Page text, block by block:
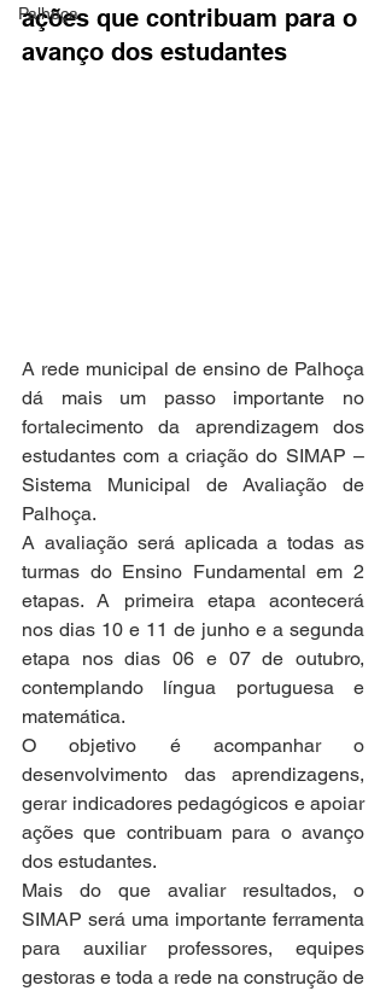
Palhoça
ações que contribuam para o
avanço dos estudantes
A rede municipal de ensino de Palhoça
dá mais um passo importante no
fortalecimento da aprendizagem dos
estudantes com a criação do SIMAP –
Sistema Municipal de Avaliação de
Palhoça.
A avaliação será aplicada a todas as
turmas do Ensino Fundamental em 2
etapas. A primeira etapa acontecerá
nos dias 10 e 11 de junho e a segunda
etapa nos dias 06 e 07 de outubro,
contemplando língua portuguesa e
matemática.
O objetivo é acompanhar o
desenvolvimento das aprendizagens,
gerar indicadores pedagógicos e apoiar
ações que contribuam para o avanço
dos estudantes.
Mais do que avaliar resultados, o
SIMAP será uma importante ferramenta
para auxiliar professores, equipes
gestoras e toda a rede na construção de